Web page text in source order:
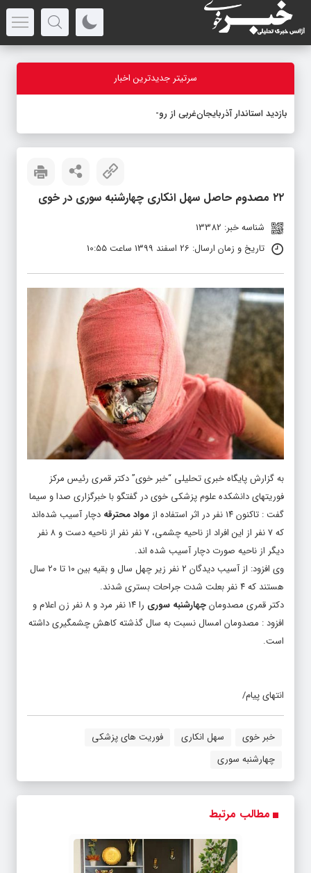
سرتیتر جدیدترین اخبار
بازدید استاندار آذربایجان‌غربی از روند اج
۲۲ مصدوم حاصل سهل انکاری چهارشنبه سوری در خوی
شناسه خبر: 13382
تاریخ و زمان ارسال: 26 اسفند 1399 ساعت 10:55
به گزارش پایگاه خبری تحلیلی “خبر خوی” دکتر قمری رئیس مرکز
فوریتهای دانشکده علوم پزشکی خوی در گفتگو با خبرگزاری صدا و سیما
گفت : تاکنون ۱۴ نفر در اثر استفاده از
مواد محترقه دچار آسیب شده‌اند
که ۷ نفر از این افراد از ناحیه چشمی، ۷ نفر نفر از ناحیه دست و ۸ نفر
دیگر از ناحیه صورت دچار آسیب شده اند.
وی افزود: از آسیب دیدگان ۲ نفر زیر چهل سال و بقیه بین ۱۰ تا ۲۰ سال
هستند که ۴ نفر بعلت شدت جراحات بستری شدند.
دکتر قمری مصدومانچهارشنبه سوری
را ۱۴ نفر مرد و ۸ نفر زن اعلام و
افزود : مصدومان امسال نسبت به سال گذشته کاهش چشمگیری داشته
است.
انتهای پیام/
خبر خوی سهل انکاری
فوریت های پزشکی
چهارشنبه سوری
مطالب مرتبط